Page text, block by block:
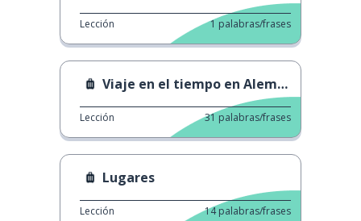
Lección 1 palabras/frases
Viaje en el tiempo en Alemania
Lección 31 palabras/frases
Lugares
Lección 14 palabras/frases